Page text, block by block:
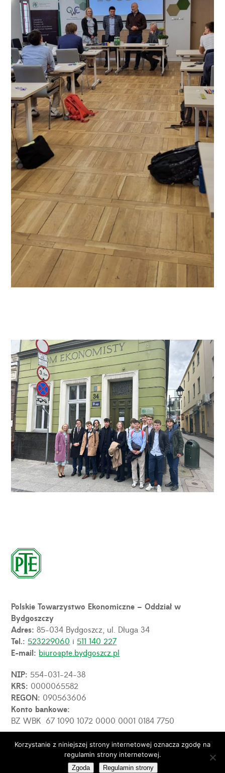
Korzystanie z niniejszej strony internetowej oznacza zgodę na
regulamin strony internetowej.
Zgoda Regulamin strony
Polskie Towarzystwo Ekonomiczne – Oddział w
Bydgoszczy
Adres:85-034 Bydgoszcz, ul. Długa 34
Tel.:523229060 i511 140 227
E-mail: biuro@pte.bydgoszcz.pl
NIP:554-031-24-38
KRS: 0000065582
REGON: 090563606
Konto bankowe:
BZ WBK 67 1090 1072 0000 0001 0184 7750
© 2026 PTE Oddział w Bydgoszczy. Wszelkie prawa